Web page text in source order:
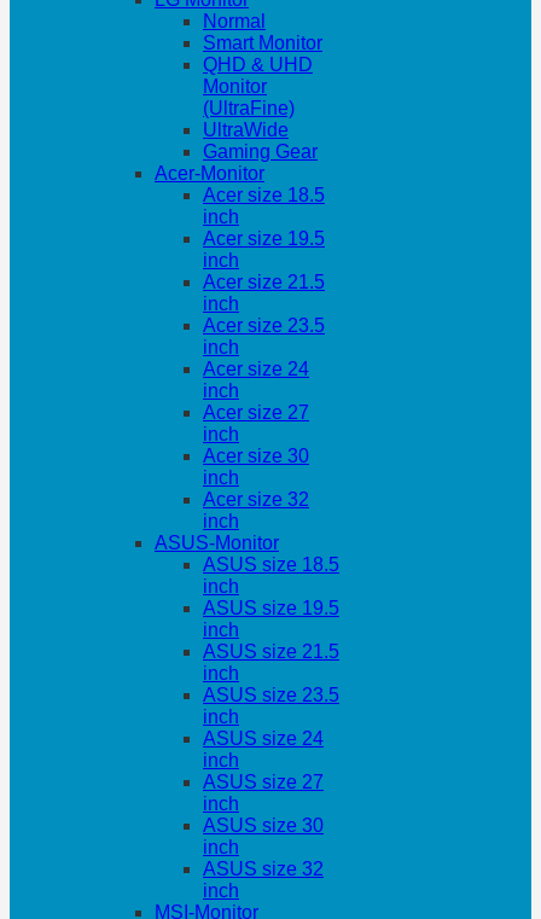
Normal
Smart Monitor
QHD & UHD
Monitor
(UltraFine)
UltraWide
Gaming Gear
Acer-Monitor
Acer size 18.5
inch
Acer size 19.5
inch
Acer size 21.5
inch
Acer size 23.5
inch
Acer size 24
inch
Acer size 27
inch
Acer size 30
inch
Acer size 32
inch
ASUS-Monitor
ASUS size 18.5
inch
ASUS size 19.5
inch
ASUS size 21.5
inch
ASUS size 23.5
inch
ASUS size 24
inch
ASUS size 27
inch
ASUS size 30
inch
ASUS size 32
inch
MSI-Monitor